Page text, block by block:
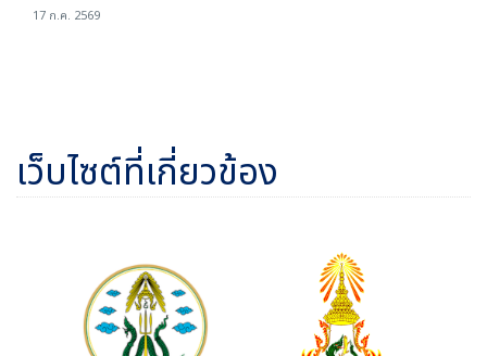
17 ก.ค. 2569
เว็บไซต์ที่เกี่ยวข้อง